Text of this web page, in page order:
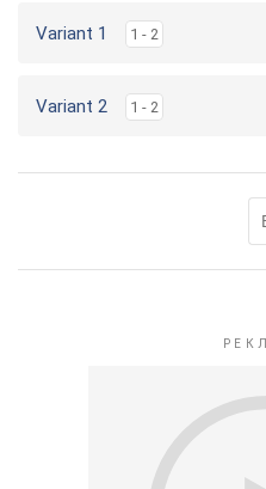
Variant 1 1 - 2
Variant 2 1 - 2